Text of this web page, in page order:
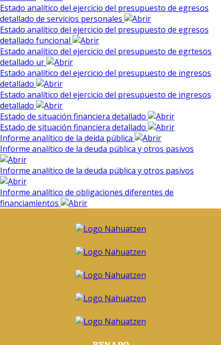
Estado analítico del ejercicio del presupuesto de egresos
detallado de servicios personales
Estado analítico del ejercicio del presupuesto de egresos
detallado funcional
Estado analítico del ejercicio del presupuesto de egrtesos
detallado ur
Estado analítico del ejercicio del presupuesto de ingresos
detallado
Estado analítico del ejercicio del presupuesto de ingresos
detallado
Estado de situación financiera detallado
Estado de situación financiera detallado
Informe analítico de la deida pública
Informe analítico de la deuda pública y otros pasivos
Informe analítico de la deuda pública y otros pasivos
Informe analítico de obligaciones diferentes de
financiamientos